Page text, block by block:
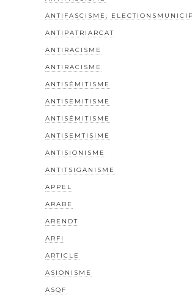
ANTIFASCISME;
ANTIPATRIARCAT
ANTIRACISME
ANTIRACISME
ANTISÉMITISME
ANTISEMITISME
ANTISÉMITISME
ANTISEMTISIME
ANTISIONISME
ANTITSIGANISME
APPEL
ARABE
ARENDT
ARFI
ARTICLE
ASIONISME
ASQF